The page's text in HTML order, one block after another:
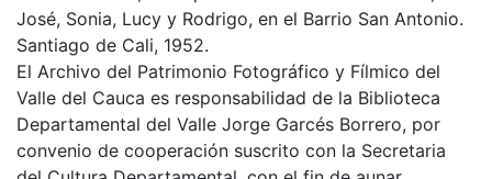
José, Sonia, Lucy y Rodrigo, en el Barrio San Antonio.
Santiago de Cali, 1952.
El Archivo del Patrimonio Fotográfico y Fílmico del
Valle del Cauca es responsabilidad de la Biblioteca
Departamental del Valle Jorge Garcés Borrero, por
convenio de cooperación suscrito con la Secretaria